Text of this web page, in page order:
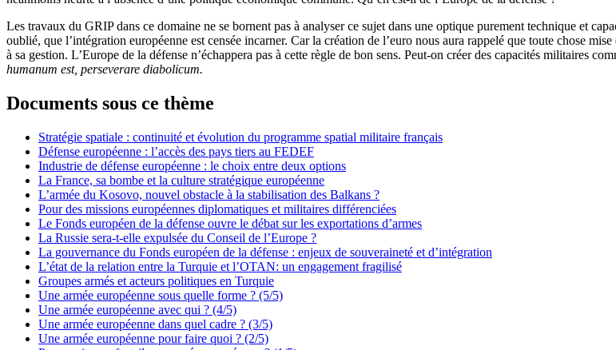
Les travaux du GRIP dans ce domaine ne se bornent pas à analyser ce sujet dans une optique purement technique et
oublié, que l’intégration européenne est censée incarner. Car la création de l’euro nous aura rappelé que toute chose
à sa gestion. L’Europe de la défense n’échappera pas à cette règle de bon sens. Peut-on créer des capacités militaires
humanum est, perseverare diabolicum.
Documents sous ce thème
Stratégie spatiale : continuité et évolution du programme spatial militaire français
Défense européenne : l’accès des pays tiers au FEDEF
Industrie de défense européenne : le choix entre deux options
La France, sa bombe et la culture stratégique européenne
L’armée du Kosovo, nouvel obstacle à la stabilisation des Balkans ?
Pour des missions européennes diplomatiques et militaires différenciées
Le Fonds européen de la défense ouvre le débat sur les exportations d’armes
La Russie sera-t-elle expulsée du Conseil de l’Europe ?
La gouvernance du Fonds européen de la défense : enjeux de souveraineté et d’intégration
L’état de la relation entre la Turquie et l’OTAN: un engagement fragilisé
Groupes armés et acteurs politiques en Turquie
Une armée européenne sous quelle forme ? (5/5)
Une armée européenne avec qui ? (4/5)
Une armée européenne dans quel cadre ? (3/5)
Une armée européenne pour faire quoi ? (2/5)